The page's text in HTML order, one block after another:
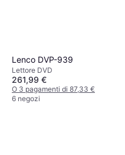
Lenco DVP-939
Lettore DVD
261,99 €
O 3 pagamenti di 87,33 €
6 negozi